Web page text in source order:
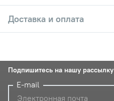
Доставка и оплата
Подпишитесь на нашу рассылку
E-mail